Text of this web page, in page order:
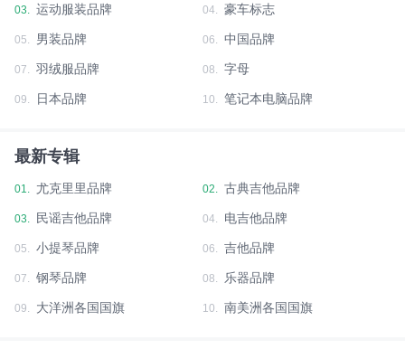
03. 运动服装品牌 04. 豪车标志
05. 男装品牌 06. 中国品牌
07. 羽绒服品牌 08. 字母
09. 日本品牌 10. 笔记本电脑品牌
最新专辑
01. 尤克里里品牌 02. 古典吉他品牌
03. 民谣吉他品牌 04. 电吉他品牌
05. 小提琴品牌 06. 吉他品牌
07. 钢琴品牌 08. 乐器品牌
09. 大洋洲各国国旗 10. 南美洲各国国旗